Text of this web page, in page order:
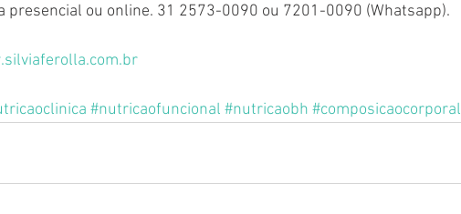
presencial ou online. 31 2573-0090 ou 7201-0090 (Whatsapp).
#nutricaofuncional #nutricaobh #composicaocorporal